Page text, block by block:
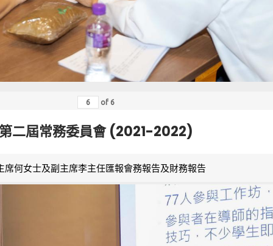
of 6
二屆常務委員會 (2021-2022)
席何女士及副主席李主任匯報會務報告及財務報告